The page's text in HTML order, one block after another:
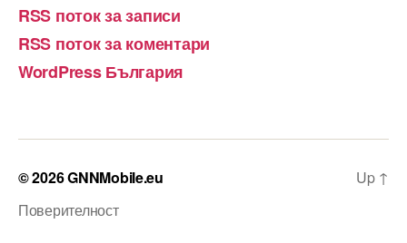
RSS поток за записи
RSS поток за коментари
WordPress България
© 2026GNNMobile.eu
Поверителност
Up ↑